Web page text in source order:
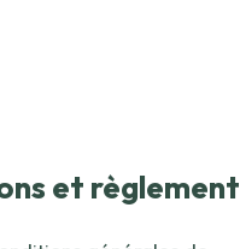
et règlement